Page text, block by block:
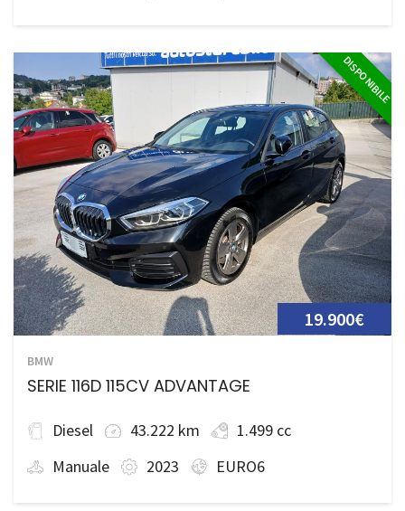
DISPONIBILE
19.900€
BMW
SERIE 116D 115CV ADVANTAGE
Diesel 43.222 km
1.499 cc
Manuale
2023 EURO6